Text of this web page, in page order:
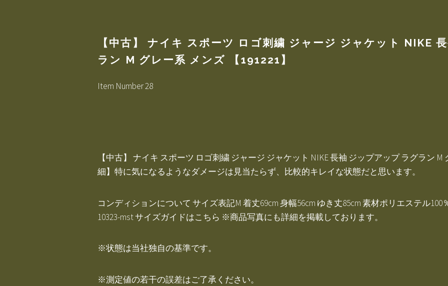
【中古】 ナイキ スポーツ ロゴ刺繍 ジャージ ジャケット NIKE
ラン M グレー系 メンズ 【191221】
Item Number 28
【中古】 ナイキ スポーツ ロゴ刺繍 ジャージ ジャケット NIKE 長袖 ジップアップ ラグラン M
細】特に気になるようなダメージは見当たらず、比較的キレイな状態だと思います。
コンディションについて サイズ表記M 着丈69cm 身幅56cm ゆき丈85cm 素材ポリエステル
10323-mst サイズガイドはこちら ※商品写真にも詳細を掲載しております。
※状態は当社独自の基準です。
※測定値の若干の誤差はご了承ください。